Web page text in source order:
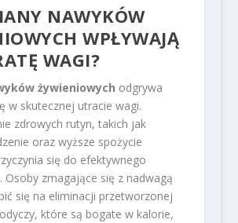
NAWYKÓW
WPŁYWAJĄ
WAGI?
żywieniowych odgrywa
w skutecznej utracie wagi.
zdrowych rutyn, takich jak
oraz wyższe spożycie
się do efektywnego
Osoby zmagające się z nadwagą
się na eliminacji przetworzonej
które są bogate w kalorie,